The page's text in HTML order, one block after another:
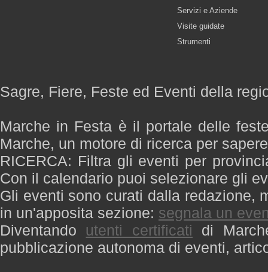
Servizi e Aziende
Visite guidate
Strumenti
Sagre, Fiere, Feste ed Eventi della
Marche in Festa è il portale delle
Marche, un motore di ricerca per
RICERCA: Filtra gli eventi per
Con il calendario puoi selezionare gli
Gli eventi sono curati dalla redazione,
in un'apposita sezione: segnala un
Diventando utenti certificati di
pubblicazione autonoma di eventi,